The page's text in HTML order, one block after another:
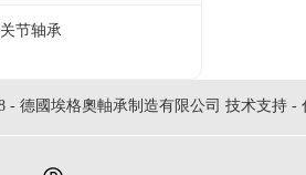
承
节轴承
- 德國埃格奧軸承制造有限公司 技术支持 -